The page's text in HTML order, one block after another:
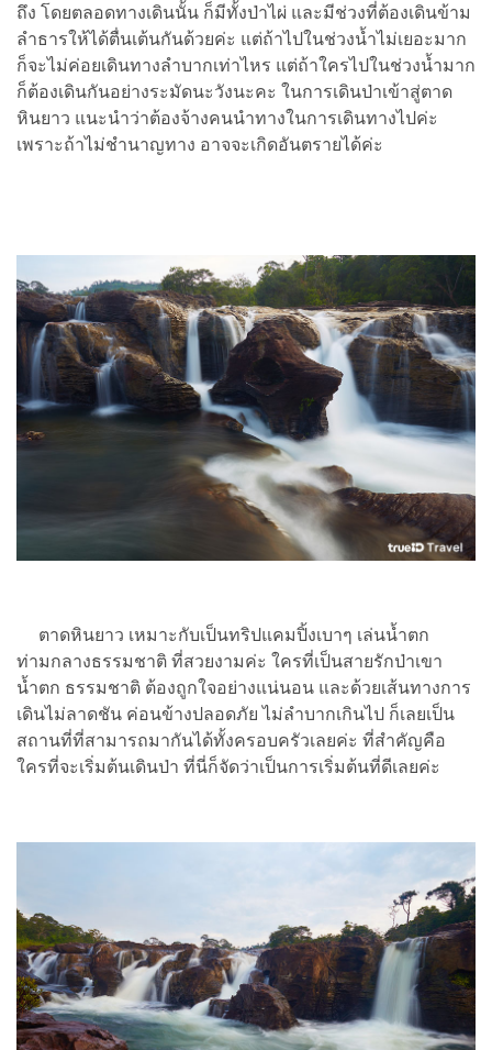
ถึง โดยตลอดทางเดินนั้น ก็มีทั้งป่าไผ่ และมีช่วงที่ต้องเดินข้าม
ลำธารให้ได้ตื่นเต้นกันด้วยค่ะ แต่ถ้าไปในช่วงน้ำไม่เยอะมาก
ก็จะไม่ค่อยเดินทางลำบากเท่าไหร แต่ถ้าใครไปในช่วงน้ำมาก
ก็ต้องเดินกันอย่างระมัดนะวังนะคะ ในการเดินป่าเข้าสู่ตาด
หินยาว แนะนำว่าต้องจ้างคนนำทางในการเดินทางไปค่ะ
เพราะถ้าไม่ชำนาญทาง อาจจะเกิดอันตรายได้ค่ะ
ตาดหินยาว เหมาะกับเป็นทริปแคมปิ้งเบาๆ เล่นน้ำตก
ท่ามกลางธรรมชาติ ที่สวยงามค่ะ ใครที่เป็นสายรักป่าเขา
น้ำตก ธรรมชาติ ต้องถูกใจอย่างแน่นอน และด้วยเส้นทางการ
เดินไม่ลาดชัน ค่อนข้างปลอดภัย ไม่ลำบากเกินไป ก็เลยเป็น
สถานที่ที่สามารถมากันได้ทั้งครอบครัวเลยค่ะ ที่สำคัญคือ
ใครที่จะเริ่มต้นเดินป่า ที่นี่ก็จัดว่าเป็นการเริ่มต้นที่ดีเลยค่ะ